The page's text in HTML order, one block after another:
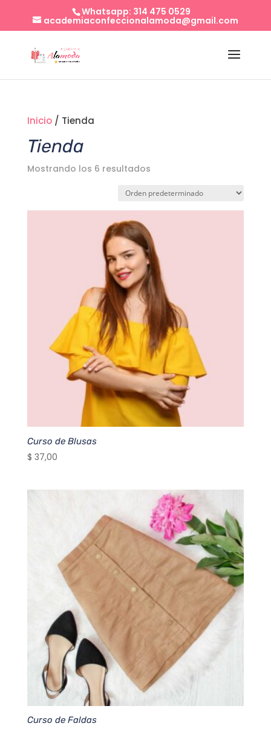
Whatsapp: 314 475 0529
academiaconfeccionalamoda@gmail.com
Inicio/ Tienda
Tienda
Mostrando los 6 resultados
Curso de Blusas
$ 37,00
Curso de Faldas